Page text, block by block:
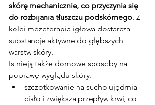
skórę mechanicznie, co przyczynia się
do rozbijania tłuszczu podskórnego. Z
kolei mezoterapia igłowa dostarcza
substancje aktywne do głębszych
warstw skóry.
Istnieją także domowe sposoby na
poprawę wyglądu skóry:
szczotkowanie na sucho ujędrnia
ciało i zwiększa przepływ krwi, co